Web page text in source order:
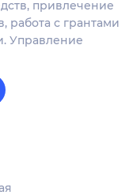
привлечение
работа с грантами
Управление